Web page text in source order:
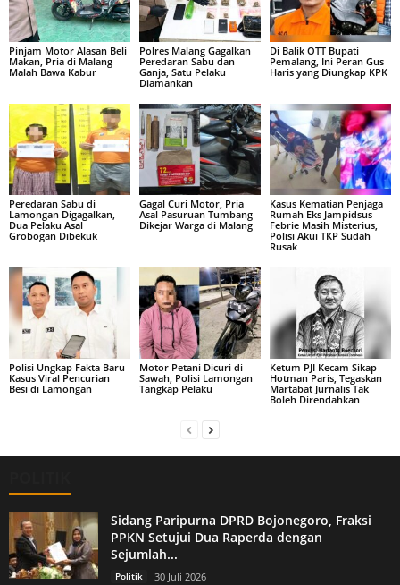
Pinjam Motor Alasan Beli
Makan, Pria di Malang
Malah Bawa Kabur
Polres Malang Gagalkan
Peredaran Sabu dan
Ganja, Satu Pelaku
Diamankan
Di Balik OTT Bupati
Pemalang, Ini Peran Gus
Haris yang Diungkap KPK
Peredaran Sabu di
Lamongan Digagalkan,
Dua Pelaku Asal
Grobogan Dibekuk
Gagal Curi Motor, Pria
Asal Pasuruan Tumbang
Dikejar Warga di Malang
Kasus Kematian Penjaga
Rumah Eks Jampidsus
Febrie Masih Misterius,
Polisi Akui TKP Sudah
Rusak
Polisi Ungkap Fakta Baru
Kasus Viral Pencurian
Besi di Lamongan
Motor Petani Dicuri di
Sawah, Polisi Lamongan
Tangkap Pelaku
Ketum PJI Kecam Sikap
Hotman Paris, Tegaskan
Martabat Jurnalis Tak
Boleh Direndahkan
Sidang Paripurna DPRD Bojonegoro, Fraksi
PPKN Setujui Dua Raperda dengan
Sejumlah...
Politik 30 Juli 2026